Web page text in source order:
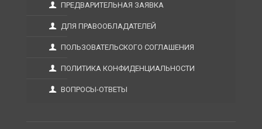
ПРЕДВАРИТЕЛЬНАЯ ЗАЯВКА
ДЛЯ ПРАВООБЛАДАТЕЛЕЙ
ПОЛЬЗОВАТЕЛЬСКОГО СОГЛАШЕНИЯ
ПОЛИТИКА КОНФИДЕНЦИАЛЬНОСТИ
ВОПРОСЫ-ОТВЕТЫ